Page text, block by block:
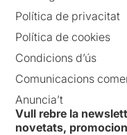
Política de privacitat
Política de cookies
Condicions d’ús
Comunicacions
Anuncia’t
Vull rebre la
novetats,